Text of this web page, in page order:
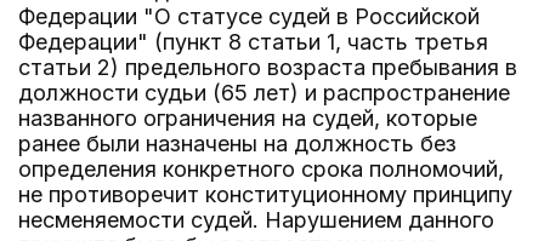
Федерации "О статусе судей в Российской
Федерации" (пункт 8 статьи 1, часть третья
статьи 2) предельного возраста пребывания в
должности судьи (65 лет) и распространение
названного ограничения на судей, которые
ранее были назначены на должность без
определения конкретного срока полномочий,
не противоречит конституционному принципу
несменяемости судей. Нарушением данного